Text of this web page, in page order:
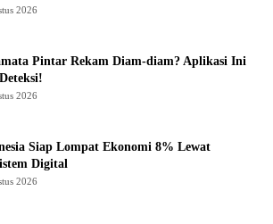
2026
Pintar Rekam Diam-diam? Aplikasi Ini
2026
Siap Lompat Ekonomi 8% Lewat
Digital
2026